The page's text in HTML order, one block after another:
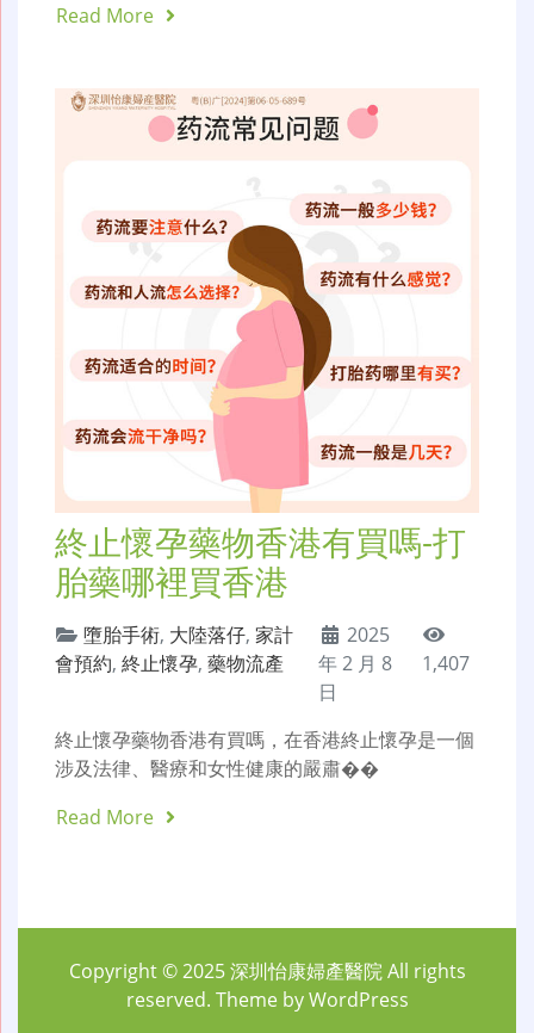
Read More
終止懷孕藥物香港有買嗎-打
胎藥哪裡買香港
墮胎手術, 大陸落仔, 家計
會預約, 終止懷孕, 藥物流產
2025
年 2 月 8
日
1,407
終止懷孕藥物香港有買嗎，在香港終止懷孕是一個
涉及法律、醫療和女性健康的嚴肅��
Read More
Copyright © 2025深圳怡康婦產醫院All rights
reserved. Theme byWordPress